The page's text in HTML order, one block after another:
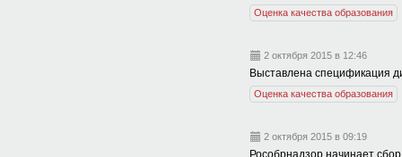
Оценка качества образования
2 октября 2015 в 12:46
Выставлена спецификация
Оценка качества образования
2 октября 2015 в 09:19